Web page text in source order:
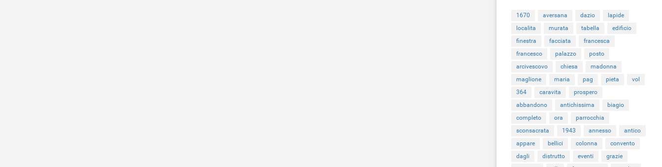
1670 aversana dazio
lapide
localita
murata tabella
edificio
finestra
facciata
francesca
francesco
palazzo
posto
arcivescovo
chiesa
madonna
maglione
maria pag pieta
vol
364
caravita
prospero
abbandono
antichissima
biagio
completo
ora
parrocchia
sconsacrata
1943 annesso
antico
appare
bellici colonna
convento
dagli
distrutto eventi
grazie